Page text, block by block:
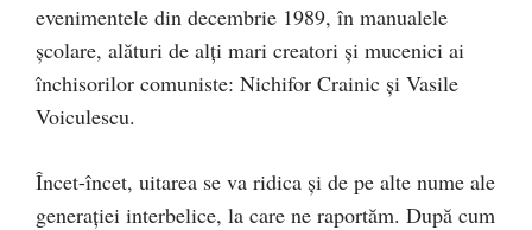
evenimentele din decembrie 1989, în manualele
școlare, alături de alți mari creatori și mucenici ai
închisorilor comuniste: Nichifor Crainic și Vasile
Voiculescu.
Încet-încet, uitarea se va ridica și de pe alte nume ale
generației interbelice, la care ne raportăm. După cum